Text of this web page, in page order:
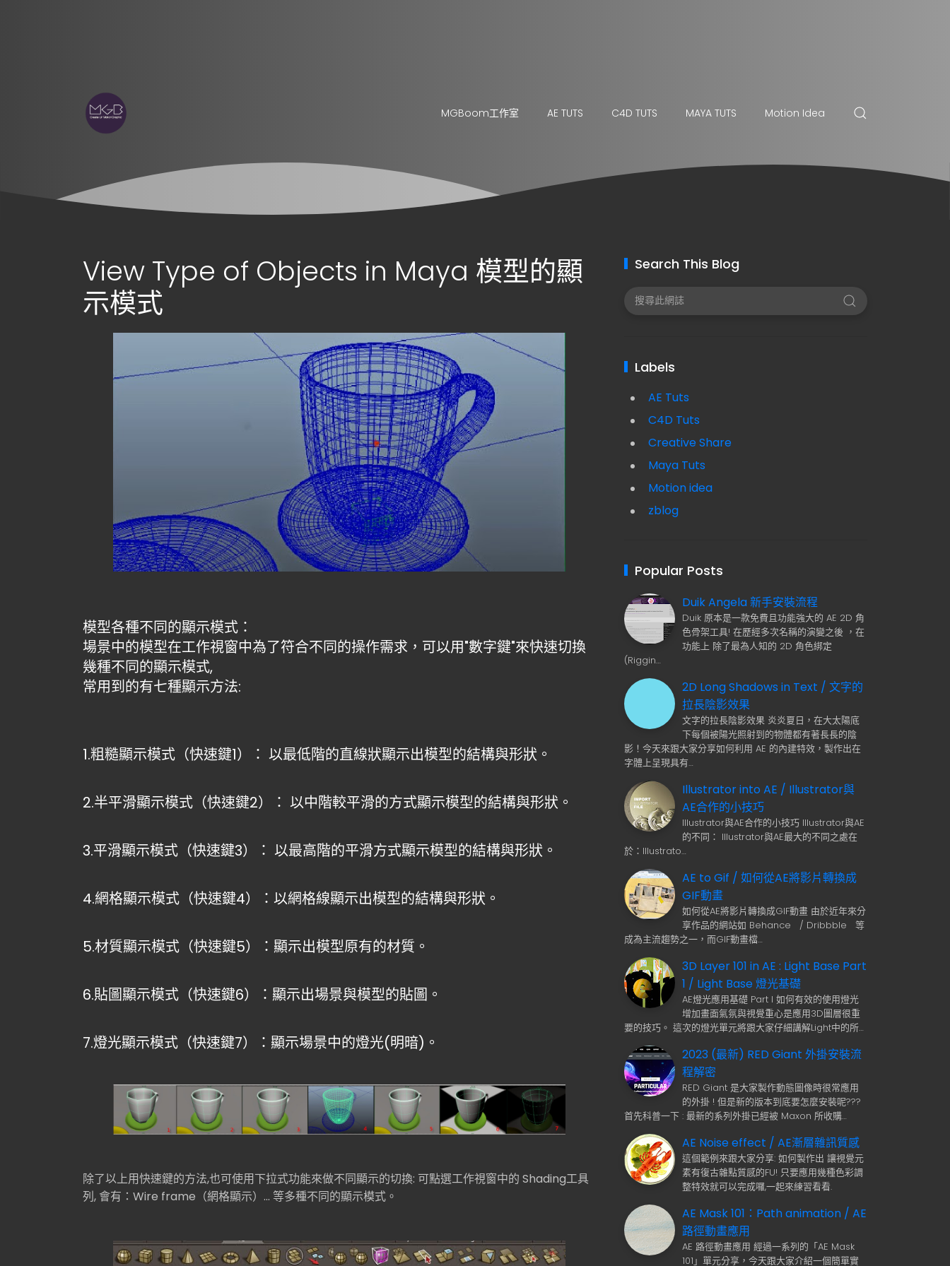
MGBoom工作室 AE TUTS C4D TUTS MAYA TUTS Motion Idea
View Type of Objects in Maya 模型的顯
示模式
模型各種不同的顯示模式：
場景中的模型在工作視窗中為了符合不同的操作需求，可以用"數字鍵"來快速切換
幾種不同的顯示模式,
常用到的有七種顯示方法:
1.粗糙顯示模式（快速鍵1）： 以最低階的直線狀顯示出模型的結構與形狀。
2.半平滑顯示模式（快速鍵2）： 以中階較平滑的方式顯示模型的結構與形狀。
3.平滑顯示模式（快速鍵3）： 以最高階的平滑方式顯示模型的結構與形狀。
4.網格顯示模式（快速鍵4）：以網格線顯示出模型的結構與形狀。
5.材質顯示模式（快速鍵5）：顯示出模型原有的材質。
6.貼圖顯示模式（快速鍵6）：顯示出場景與模型的貼圖。
7.燈光顯示模式（快速鍵7）：顯示場景中的燈光(明暗)。
除了以上用快速鍵的方法,也可使用下拉式功能來做不同顯示的切換: 可點選工作視窗中的 Shading工具
列, 會有：Wire frame（網格顯示）... 等多種不同的顯示模式。
Search This Blog
Labels
AE Tuts
C4D Tuts
Creative Share
Maya Tuts
Motion idea
zblog
Popular Posts
Duik Angela 新手安裝流程
Duik 原本是一款免費且功能強大的 AE 2D 角
色骨架工具! 在歷經多次名稱的演變之後 ，在
功能上 除了最為人知的 2D 角色綁定
(Riggin…
2D Long Shadows in Text / 文字的
拉長陰影效果
文字的拉長陰影效果 炎炎夏日，在大太陽底
下每個被陽光照射到的物體都有著長長的陰
影！今天來跟大家分享如何利用 AE 的內建特效，製作出在
字體上呈現具有…
Illustrator into AE / Illustrator與
AE合作的小技巧
Illustrator與AE合作的小技巧 Illustrator與AE
的不同： Illustrator與AE最大的不同之處在
於：Illustrato…
AE to Gif / 如何從AE將影片轉換成
GIF動畫
如何從AE將影片轉換成GIF動畫 由於近年來分
享作品的網站如 Behance / Dribbble 等
成為主流趨勢之一，而GIF動畫檔…
3D Layer 101 in AE : Light Base Part
1 / Light Base 燈光基礎
AE燈光應用基礎 Part I 如何有效的使用燈光
增加畫面氣氛與視覺重心是應用3D圖層很重
要的技巧。 這次的燈光單元將跟大家仔細講解Light中的所…
2023 (最新) RED Giant 外掛安裝流
程解密
RED Giant 是大家製作動態圖像時很常應用
的外掛 ! 但是新的版本到底要怎麼安裝呢???
首先科普一下 : 最新的系列外掛已經被 Maxon 所收購…
AE Noise effect / AE漸層雜訊質感
這個範例來跟大家分享: 如何製作出 讓視覺元
素有復古雜點質感的FU! 只要應用幾種色彩調
整特效就可以完成囉,一起來練習看看.
AE Mask 101：Path animation / AE
路徑動畫應用
AE 路徑動畫應用 經過一系列的「AE Mask
101」單元分享，今天跟大家介紹一個簡單實